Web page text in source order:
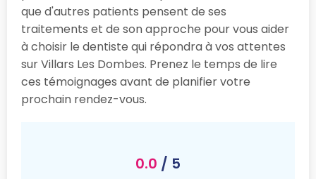
que d'autres patients pensent de ses
traitements et de son approche pour vous aider
à choisir le dentiste qui répondra à vos attentes
sur Villars Les Dombes. Prenez le temps de lire
ces témoignages avant de planifier votre
prochain rendez-vous.
0.0 / 5